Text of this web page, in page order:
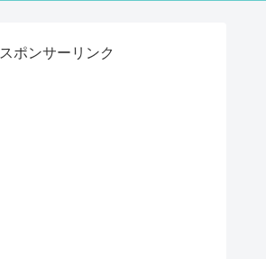
スポンサーリンク